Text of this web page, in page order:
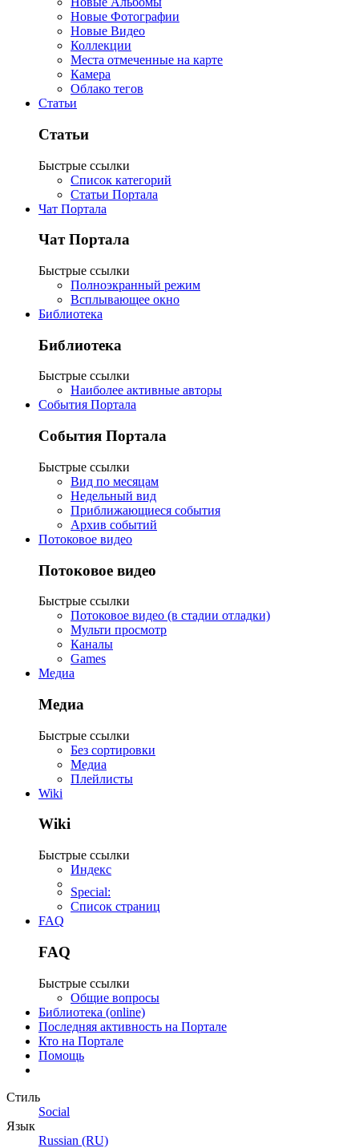
Новые Фотографии
Новые Видео
Коллекции
Места отмеченные на карте
Камера
Облако тегов
Статьи
Статьи
Быстрые ссылки
Список категорий
Статьи Портала
Чат Портала
Чат Портала
Быстрые ссылки
Полноэкранный режим
Всплывающее окно
Библиотека
Библиотека
Быстрые ссылки
Наиболее активные авторы
События Портала
События Портала
Быстрые ссылки
Вид по месяцам
Недельный вид
Приближающиеся события
Архив событий
Потоковое видео
Потоковое видео
Быстрые ссылки
Потоковое видео (в стадии отладки)
Мульти просмотр
Каналы
Games
Медиа
Медиа
Быстрые ссылки
Без сортировки
Медиа
Плейлисты
Wiki
Wiki
Быстрые ссылки
Индекс
Special:
Список страниц
FAQ
FAQ
Быстрые ссылки
Общие вопросы
Библиотека (online)
Последняя активность на Портале
Кто на Портале
Помощь
Стиль
Social
Язык
Russian (RU)